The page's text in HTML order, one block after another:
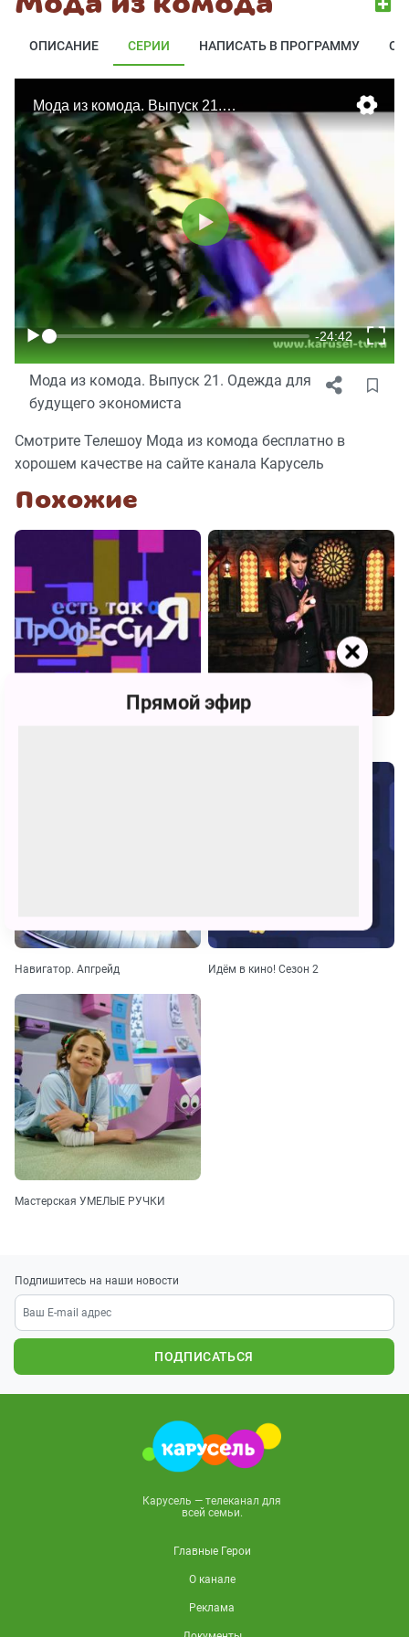
ОПИСАНИЕ СЕРИИ НАПИСАТЬ В ПРОГРАММУ
Мода из комода. Выпуск 21. Одежда для
будущего экономиста
Смотрите Телешоу Мода из комода бесплатно в
хорошем качестве на сайте канала Карусель
Похожие
Навигатор. Апгрейд Идём в кино! Сезон 2
Мастерская УМЕЛЫЕ РУЧКИ
Подпишитесь на наши новости
ПОДПИСАТЬСЯ
Карусель — телеканал для
всей семьи.
Главные Герои
О канале
Реклама
Прямой эфир